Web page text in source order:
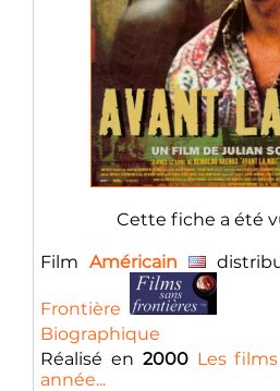
Cette fiche a été
Film Américain
Frontière
Biographique
Réalisé en 2000 Les
année...